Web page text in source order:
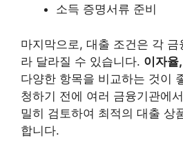
소득 증명서류 준비
마지막으로, 대출 조건은 각
라 달라질 수 있습니다. 이자율
다양한 항목을 비교하는 것이
청하기 전에 여러 금융기관에
밀히 검토하여 최적의 대출 상
합니다.